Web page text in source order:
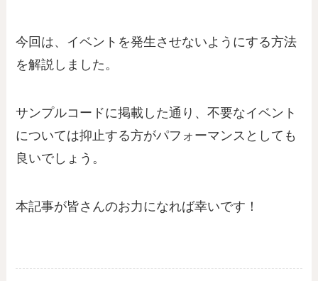
今回は、イベントを発生させないようにする方法
を解説しました。
サンプルコードに掲載した通り、不要なイベント
については抑止する方がパフォーマンスとしても
良いでしょう。
本記事が皆さんのお力になれば幸いです！